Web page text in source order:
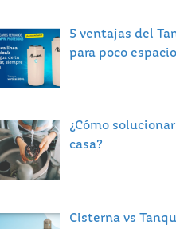
5 ventajas del
para poco
¿Cómo
casa?
Cisterna vs